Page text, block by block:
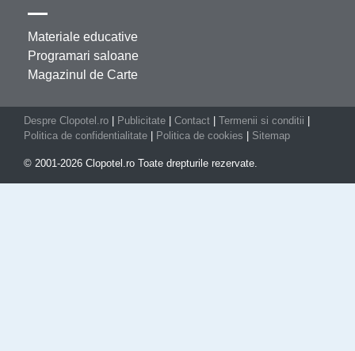
Materiale educative
Programari saloane
Magazinul de Carte
Despre Clopotel.ro Publicitate Contact Termenii si conditii
Politica de confidentialitate
Politica de cookies Sitemap
© 2001-2026 Clopotel.ro Toate drepturile rezervate.